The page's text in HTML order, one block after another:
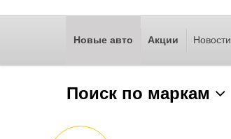
Новые авто Акции Новости
Поиск по маркам